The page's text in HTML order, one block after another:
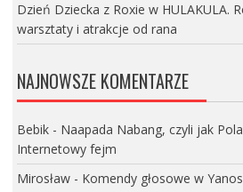
Dzień Dziecka z Roxie w HULAKULA.
warsztaty i atrakcje od rana
NAJNOWSZE KOMENTARZE
Bebik- Naapada Nabang, czyli jak
Internetowy fejm
Mirosław- Komendy głosowe w